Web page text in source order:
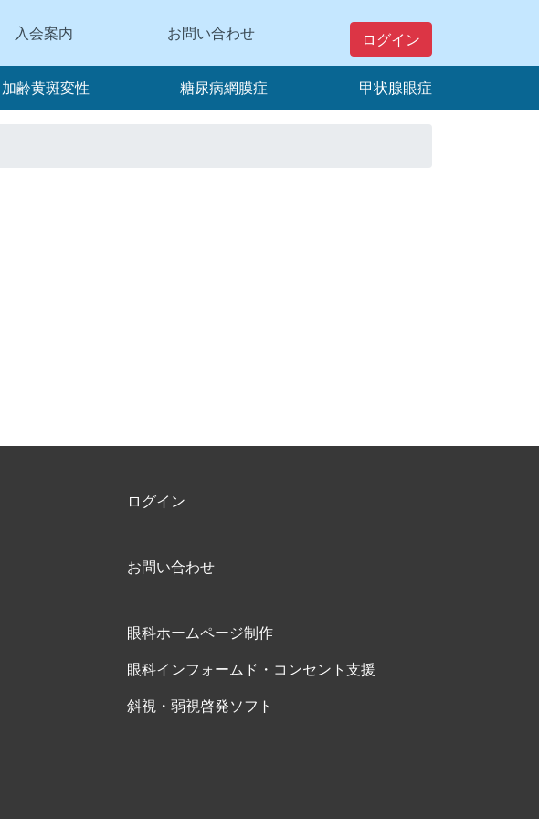
入会案内 お問い合わせ ログイン
加齢黄斑変性 糖尿病網膜症 甲状腺眼症
ログイン
お問い合わせ
眼科ホームページ制作
眼科インフォームド・コンセント支援
斜視・弱視啓発ソフト